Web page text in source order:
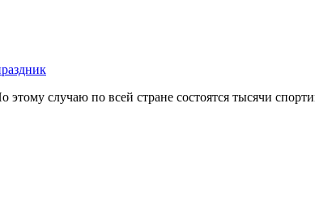
случаю по всей стране состоятся тысячи